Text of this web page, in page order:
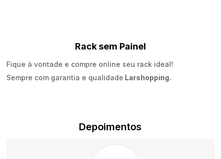
Rack sem Painel
Fique à vontade e compre online seu rack ideal!
Sempre com garantia e qualidade Larshopping.
Depoimentos